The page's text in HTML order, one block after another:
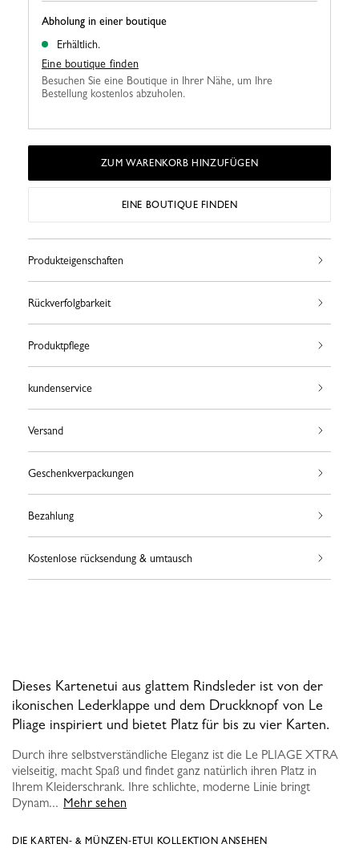
Abholung in einer boutique
Erhältlich.
Eine boutique finden
Besuchen Sie eine Boutique in Ihrer Nähe, um Ihre
Bestellung kostenlos abzuholen.
ZUM WARENKORB HINZUFÜGEN
EINE BOUTIQUE FINDEN
Produkteigenschaften
Rückverfolgbarkeit
Produktpflege
kundenservice
Versand
Geschenkverpackungen
Bezahlung
Kostenlose rücksendung & umtausch
Dieses Kartenetui aus glattem Rindsleder ist von der
ikonischen Lederklappe und dem Druckknopf von Le
Pliage inspiriert und bietet Platz für bis zu vier Karten.
Durch ihre selbstverständliche Eleganz ist die Le PLIAGE XTRA
vielseitig, macht Spaß und findet ganz natürlich ihren Platz in
Ihrem Kleiderschrank. Ihre schlichte, moderne Linie bringt
Dynam... Mehr sehen
DIE KARTEN‑ & MÜNZEN‑ETUI KOLLEKTION ANSEHEN